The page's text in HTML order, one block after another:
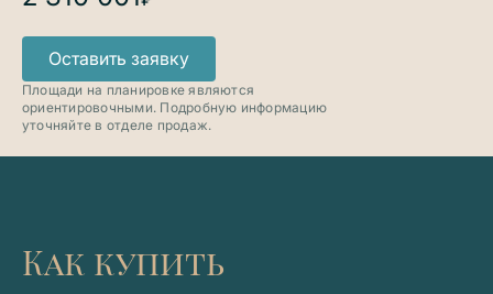
Оставить заявку
Площади на планировке являются
ориентировочными. Подробную информацию
уточняйте в отделе продаж.
Как купить